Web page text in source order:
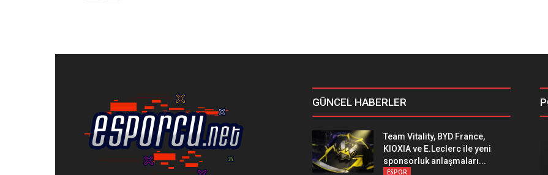
GÜNCEL HABERLER
Team Vitality, BYD France,
KIOXIA ve E.Leclerc ile yeni
sponsorluk anlaşmaları...
ESPOR